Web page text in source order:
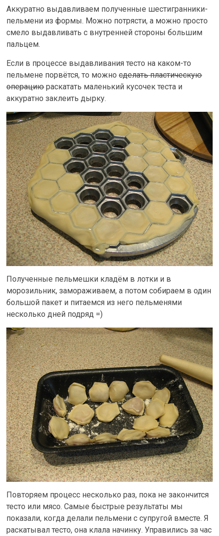
Аккуратно выдавливаем полученные шестигранники-
пельмени из формы. Можно потрясти, а можно просто
смело выдавливать с внутренней стороны большим
пальцем.
Если в процессе выдавливания тесто на каком-то
пельмене порвётся, то можносделать пластическую
операциюраскатать маленький кусочек теста и
аккуратно заклеить дырку.
Полученные пельмешки кладём в лотки и в
морозильник, замораживаем, а потом собираем в один
большой пакет и питаемся из него пельменями
несколько дней подряд =)
Повторяем процесс несколько раз, пока не закончится
тесто или мясо. Самые быстрые результаты мы
показали, когда делали пельмени с супругой вместе. Я
раскатывал тесто, она клала начинку. Управились за час